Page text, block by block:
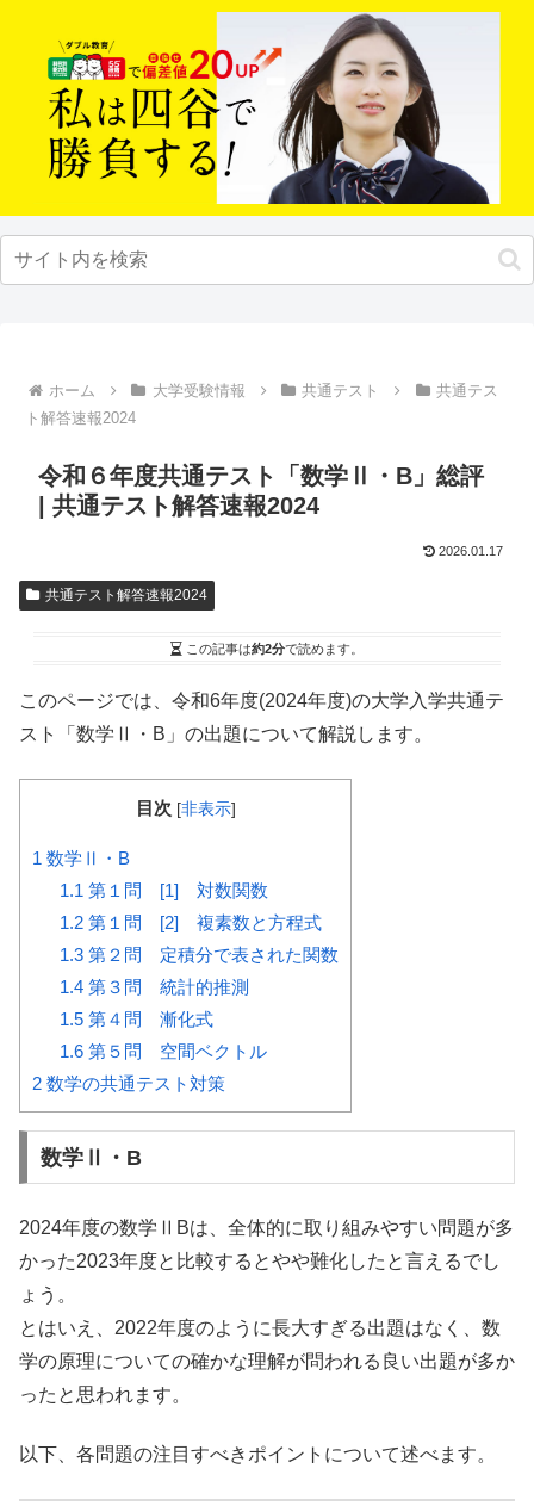
ホーム 大学受験情報 共通テスト
共通テス
ト解答速報2024
令和６年度共通テスト「数学Ⅱ・B」総評
| 共通テスト解答速報2024
2026.01.17
共通テスト解答速報2024
この記事は約2分で読めます。
このページでは、令和6年度(2024年度)の大学入学共通テ
スト
「数学Ⅱ・B」 の出題について解説します。
目次 [非表示]
1 数学Ⅱ・B
1.1 第１問 [1] 対数関数
1.2第１問 [2] 複素数と方程式
1.3第２問 定積分で表された関数
1.4第３問 統計的推測
1.5第４問 漸化式
1.6第５問 空間ベクトル
2 数学の共通テスト対策
数学Ⅱ・B
2024年度の数学ⅡBは、全体的に取り組みやすい問題が多
かった2023年度と比較するとやや難化したと言えるでし
ょう。
とはいえ、2022年度のように長大すぎる出題はなく、数
学の原理についての確かな理解が問われる良い出題が多か
ったと思われます。
以下、各問題の注目すべきポイントについて述べます。